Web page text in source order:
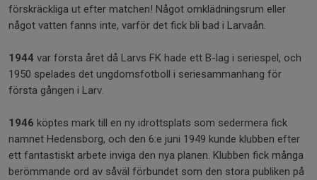
förskräckliga ut efter matchen! Något omklädningsrum eller
något vatten fanns inte, varför det fick bli bad i Larvaån.
1944 var första året då Larvs FK hade ett B-lag i seriespel, och
1950 spelades det ungdomsfotboll i seriesammanhang för
första gången i Larv.
1946 köptes mark till en ny idrottsplats som sedermera fick
namnet Hedensborg, och den 6:e juni 1949 kunde klubben efter
ett fantastiskt arbete inviga den nya planen. Klubben fick många
berömmande ord av såväl förbundet som den stora publiken på